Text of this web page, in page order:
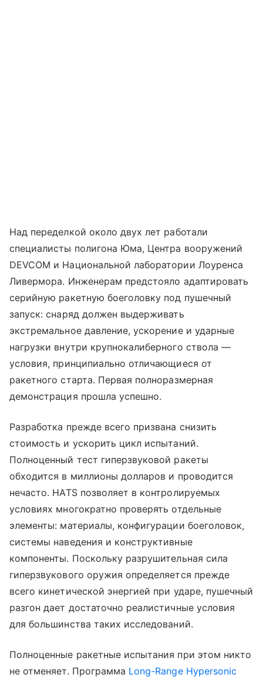
Над переделкой около двух лет работали
специалисты полигона Юма, Центра вооружений
DEVCOM и Национальной лаборатории Лоуренса
Ливермора. Инженерам предстояло адаптировать
серийную ракетную боеголовку под пушечный
запуск: снаряд должен выдерживать
экстремальное давление, ускорение и ударные
нагрузки внутри крупнокалиберного ствола —
условия, принципиально отличающиеся от
ракетного старта. Первая полноразмерная
демонстрация прошла успешно.
Разработка прежде всего призвана снизить
стоимость и ускорить цикл испытаний.
Полноценный тест гиперзвуковой ракеты
обходится в миллионы долларов и проводится
нечасто. HATS позволяет в контролируемых
условиях многократно проверять отдельные
элементы: материалы, конфигурации боеголовок,
системы наведения и конструктивные
компоненты. Поскольку разрушительная сила
гиперзвукового оружия определяется прежде
всего кинетической энергией при ударе, пушечный
разгон дает достаточно реалистичные условия
для большинства таких исследований.
Полноценные ракетные испытания при этом никто
не отменяет. Программа Long-Range Hypersonic